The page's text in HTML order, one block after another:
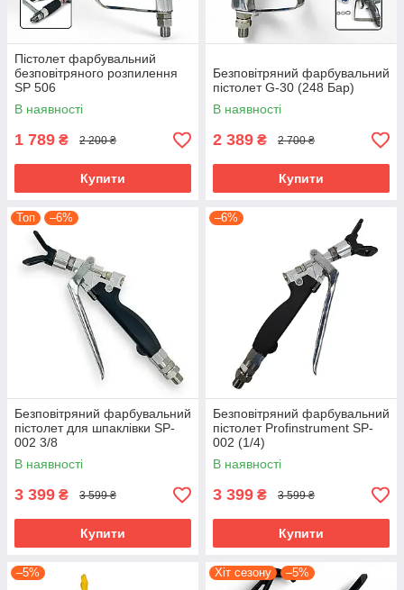
Пістолет фарбувальний
безповітряного розпилення
SP 506
В наявності
1 789 ₴ 2 200 ₴
Купити
Безповітряний фарбувальний
пістолет G-30 (248 Бар)
В наявності
2 389 ₴ 2 700 ₴
Купити
Топ –6%
Безповітряний фарбувальний
пістолет для шпаклівки SP-
002 3/8
В наявності
3 399 ₴ 3 599 ₴
Купити
–6%
Безповітряний фарбувальний
пістолет Profinstrument SP-
002 (1/4)
В наявності
3 399 ₴ 3 599 ₴
Купити
–5% Хіт сезону –5%